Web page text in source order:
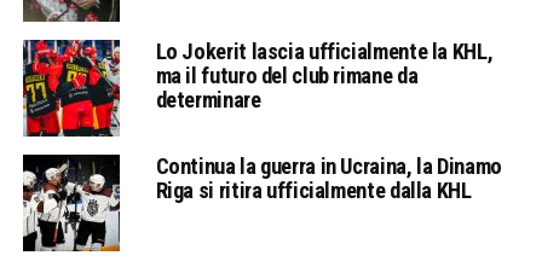
Lo Jokerit lascia ufficialmente la KHL,
ma il futuro del club rimane da
determinare
Continua la guerra in Ucraina, la Dinamo
Riga si ritira ufficialmente dalla KHL